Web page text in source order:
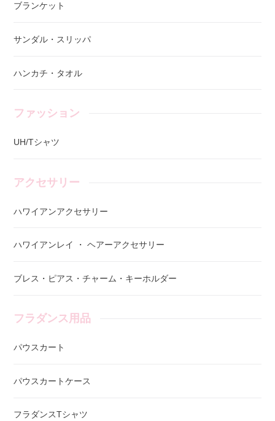
ブランケット
サンダル・スリッパ
ハンカチ・タオル
ファッション
UH/Tシャツ
アクセサリー
ハワイアンアクセサリー
ハワイアンレイ ・ ヘアーアクセサリー
ブレス・ピアス・チャーム・キーホルダー
フラダンス用品
パウスカート
パウスカートケース
フラダンスTシャツ